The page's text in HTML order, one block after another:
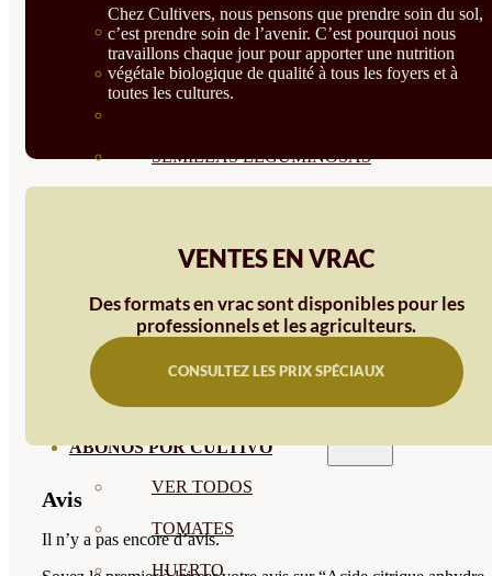
SEMILLAS TRADICIONALES
SEMILLAS BRASICAS
SEMILLAS LEGUMINOSAS
BOMBAS DE SEMILLAS
BANDEJAS Y SEMILLEROS
PROFESIONALES
ABONOS POR CULTIVO
VER TODOS
TOMATES
HUERTO
Chez Cultivers, nous pensons que prendre soin du sol,
c’est prendre soin de l’avenir. C’est pourquoi nous
travaillons chaque jour pour apporter une nutrition
végétale biologique de qualité à tous les foyers et à
toutes les cultures.
VENTES EN VRAC
Des formats en vrac sont disponibles pour les
professionnels et les agriculteurs.
CONSULTEZ LES PRIX SPÉCIAUX
Avis
Il n’y a pas encore d’avis.